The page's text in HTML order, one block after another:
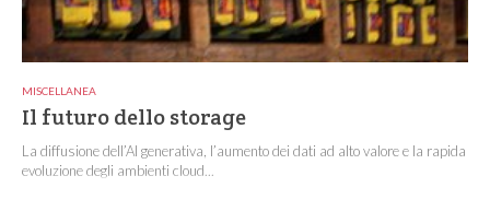
MISCELLANEA
Il futuro dello storage
La diffusione dell’AI generativa, l’aumento dei dati ad alto valore e la rapida
evoluzione degli ambienti cloud...